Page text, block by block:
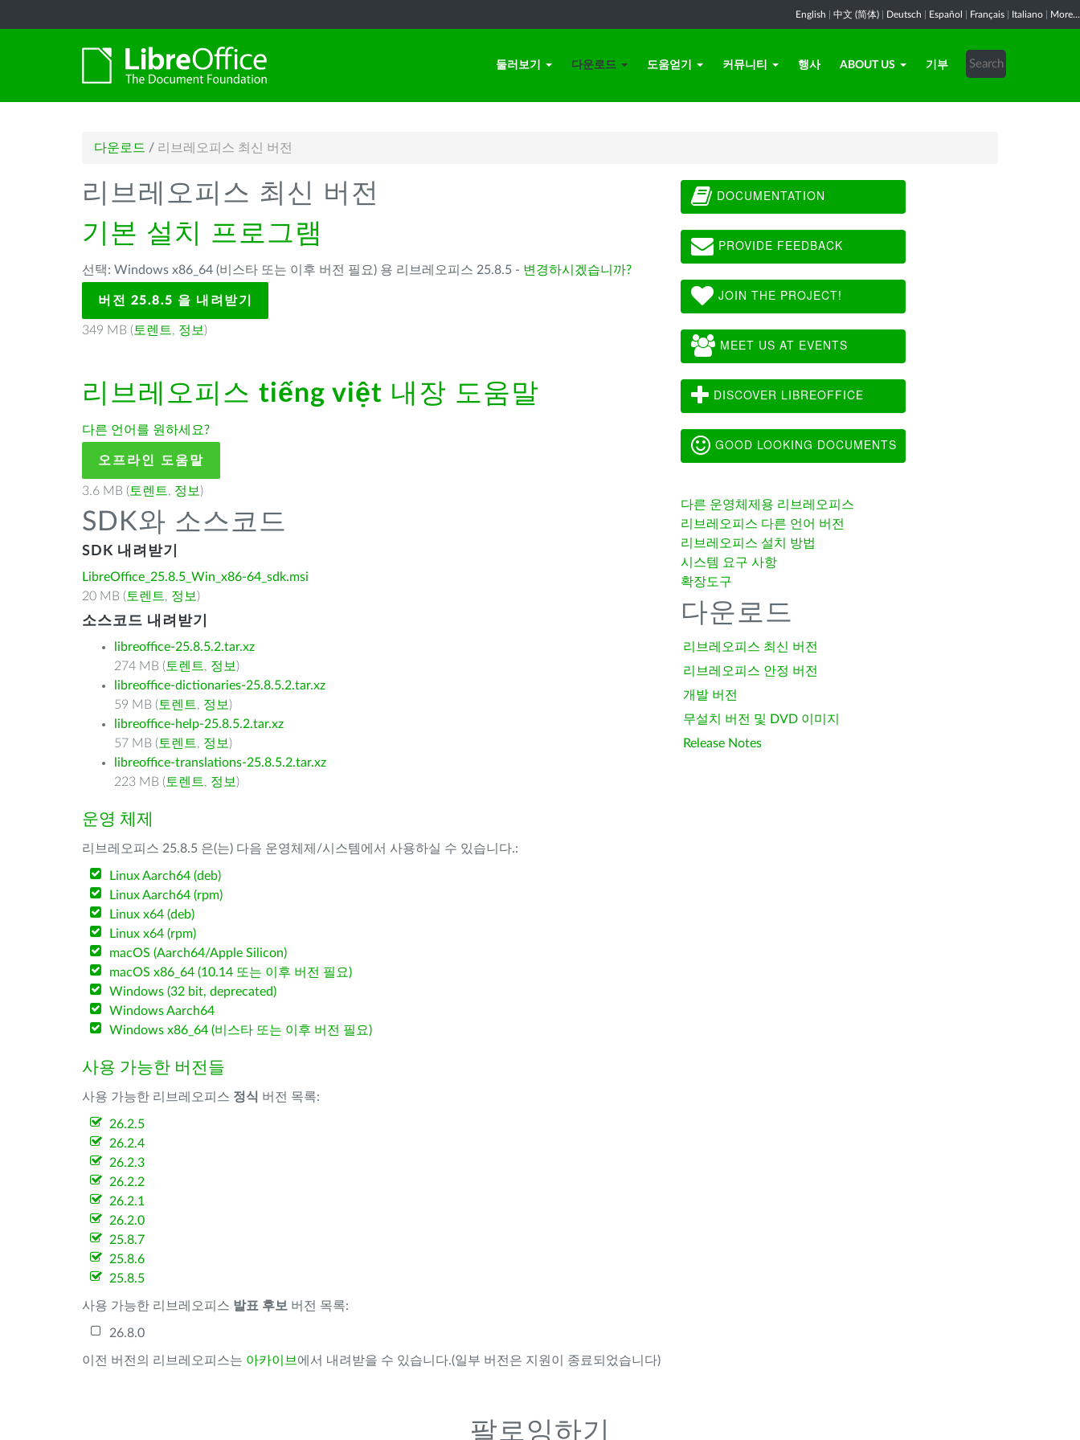
English 中文 (简体) Deutsch Español Français Italiano More...
둘러보기 다운로드 도움얻기 커뮤니티 행사 ABOUT US 기부
다운로드 / 리브레오피스 최신 버전
리브레오피스 최신 버전
기본 설치 프로그램
선택: Windows x86_64 (비스타 또는 이후 버전 필요) 용 리브레오피스 25.8.5 - 변경하시겠습니까?
버전 25.8.5 을 내려받기
349 MB ( 토렌트, 정보 )
리브레오피스 tiếng việt 내장 도움말
다른 언어를 원하세요?
오프라인 도움말
3.6 MB ( 토렌트, 정보 )
SDK와 소스코드
SDK 내려받기
LibreOffice_25.8.5_Win_x86-64_sdk.msi
20 MB ( 토렌트, 정보 )
소스코드 내려받기
libreoffice-25.8.5.2.tar.xz
274 MB ( 토렌트, 정보 )
libreoffice-dictionaries-25.8.5.2.tar.xz
59 MB ( 토렌트, 정보 )
libreoffice-help-25.8.5.2.tar.xz
57 MB ( 토렌트, 정보 )
libreoffice-translations-25.8.5.2.tar.xz
223 MB ( 토렌트, 정보 )
운영 체제
리브레오피스 25.8.5 은(는) 다음 운영체제/시스템에서 사용하실 수 있습니다.:
Linux Aarch64 (deb)
Linux Aarch64 (rpm)
Linux x64 (deb)
Linux x64 (rpm)
macOS (Aarch64/Apple Silicon)
macOS x86_64 (10.14 또는 이후 버전 필요)
Windows (32 bit, deprecated)
Windows Aarch64
Windows x86_64 (비스타 또는 이후 버전 필요)
사용 가능한 버전들
사용 가능한 리브레오피스 정식 버전 목록:
26.2.5
26.2.4
26.2.3
26.2.2
26.2.1
26.2.0
25.8.7
25.8.6
25.8.5
사용 가능한 리브레오피스 발표 후보 버전 목록:
26.8.0
이전 버전의 리브레오피스는 아카이브 에서 내려받을 수 있습니다.(일부 버전은 지원이 종료되었습니다)
DOCUMENTATION
PROVIDE FEEDBACK
JOIN THE PROJECT!
MEET US AT EVENTS
DISCOVER LIBREOFFICE
GOOD LOOKING DOCUMENTS
다른 운영체제용 리브레오피스
리브레오피스 다른 언어 버전
리브레오피스 설치 방법
시스템 요구 사항
확장도구
다운로드
리브레오피스 최신 버전
리브레오피스 안정 버전
개발 버전
무설치 버전 및 DVD 이미지
Release Notes
팔로잉하기